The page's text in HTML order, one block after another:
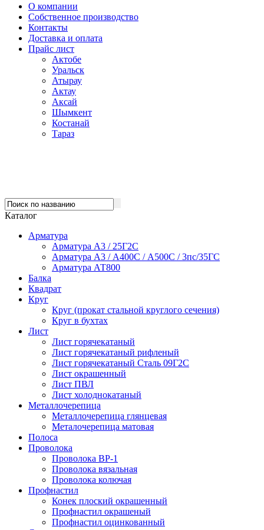
О компании
Собственное производство
Контакты
Доставка и оплата
Прайс лист
Актобе
Уральск
Атырау
Актау
Аксай
Шымкент
Костанай
Тараз
Каталог
Арматура
Арматура А3 / 25Г2С
Арматура А3 / А400С / А500С / 3пс/35ГС
Арматура АТ800
Балка
Квадрат
Круг
Круг (прокат стальной круглого сечения)
Круг в бухтах
Лист
Лист горячекатаный
Лист горячекатаный рифленый
Лист горячекатаный Сталь 09Г2С
Лист окрашенный
Лист ПВЛ
Лист холоднокатаный
Металлочерепица
Металлочерепица глянцевая
Металочерепица матовая
Полоса
Проволока
Проволока ВР-1
Проволока вязальная
Проволока колючая
Профнастил
Конек плоский окрашенный
Профнастил окрашеный
Профнастил оцинкованный